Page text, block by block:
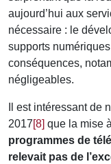
aujourd’hui aux
nécessaire : le
supports
conséquences,
négligeables.
Il est intéressant de
2017[8] que la mise
programmes de
relevait pas de